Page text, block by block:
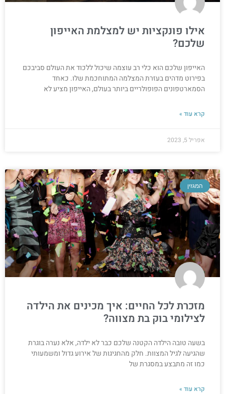
אילו פונקציות יש למצלמת האייפון
שלכם?
האייפון שלכם הוא כלי רב עוצמה שיכול ללכוד את העולם סביבכם
בפירוט מדהים בעזרת המצלמה המתוחכמת שלו. כאחד
הסמארטפונים הפופולריים ביותר בעולם, האייפון מציע לא
קרא עוד »
אפריל 5, 2023
המגזין
מזכרת לכל החיים: איך מכינים את הילדה
לצילומי בוק בת מצווה?
בשעה טובה הילדה הקטנה שלכם כבר לא ילדה, אלא נערה בוגרת
שהגיעה לגיל המצוות. חלק מהחגיגות של אירוע גדול ומשמעותי
כמו זה מתבצע במסגרת של
קרא עוד »